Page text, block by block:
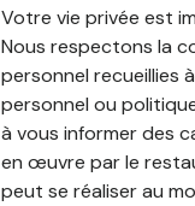
Votre vie privée est
Nous respectons la
personnel recueillies
personnel ou
à vous informer des
en œuvre par le
peut se réaliser au